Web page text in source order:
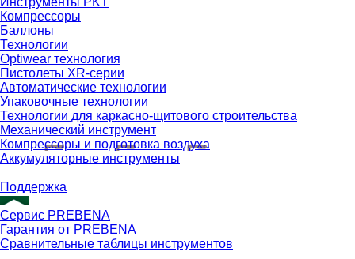
Компрессоры
Баллоны
Технологии
Optiwear технология
Пистолеты XR-серии
Автоматические технологии
Упаковочные технологии
Технологии для каркасно-щитового строительства
Механический инструмент
Компрессоры и подготовка воздуха
Аккумуляторные инструменты
Поддержка
Сервис PREBENA
Гарантия от PREBENA
Сравнительные таблицы инструментов